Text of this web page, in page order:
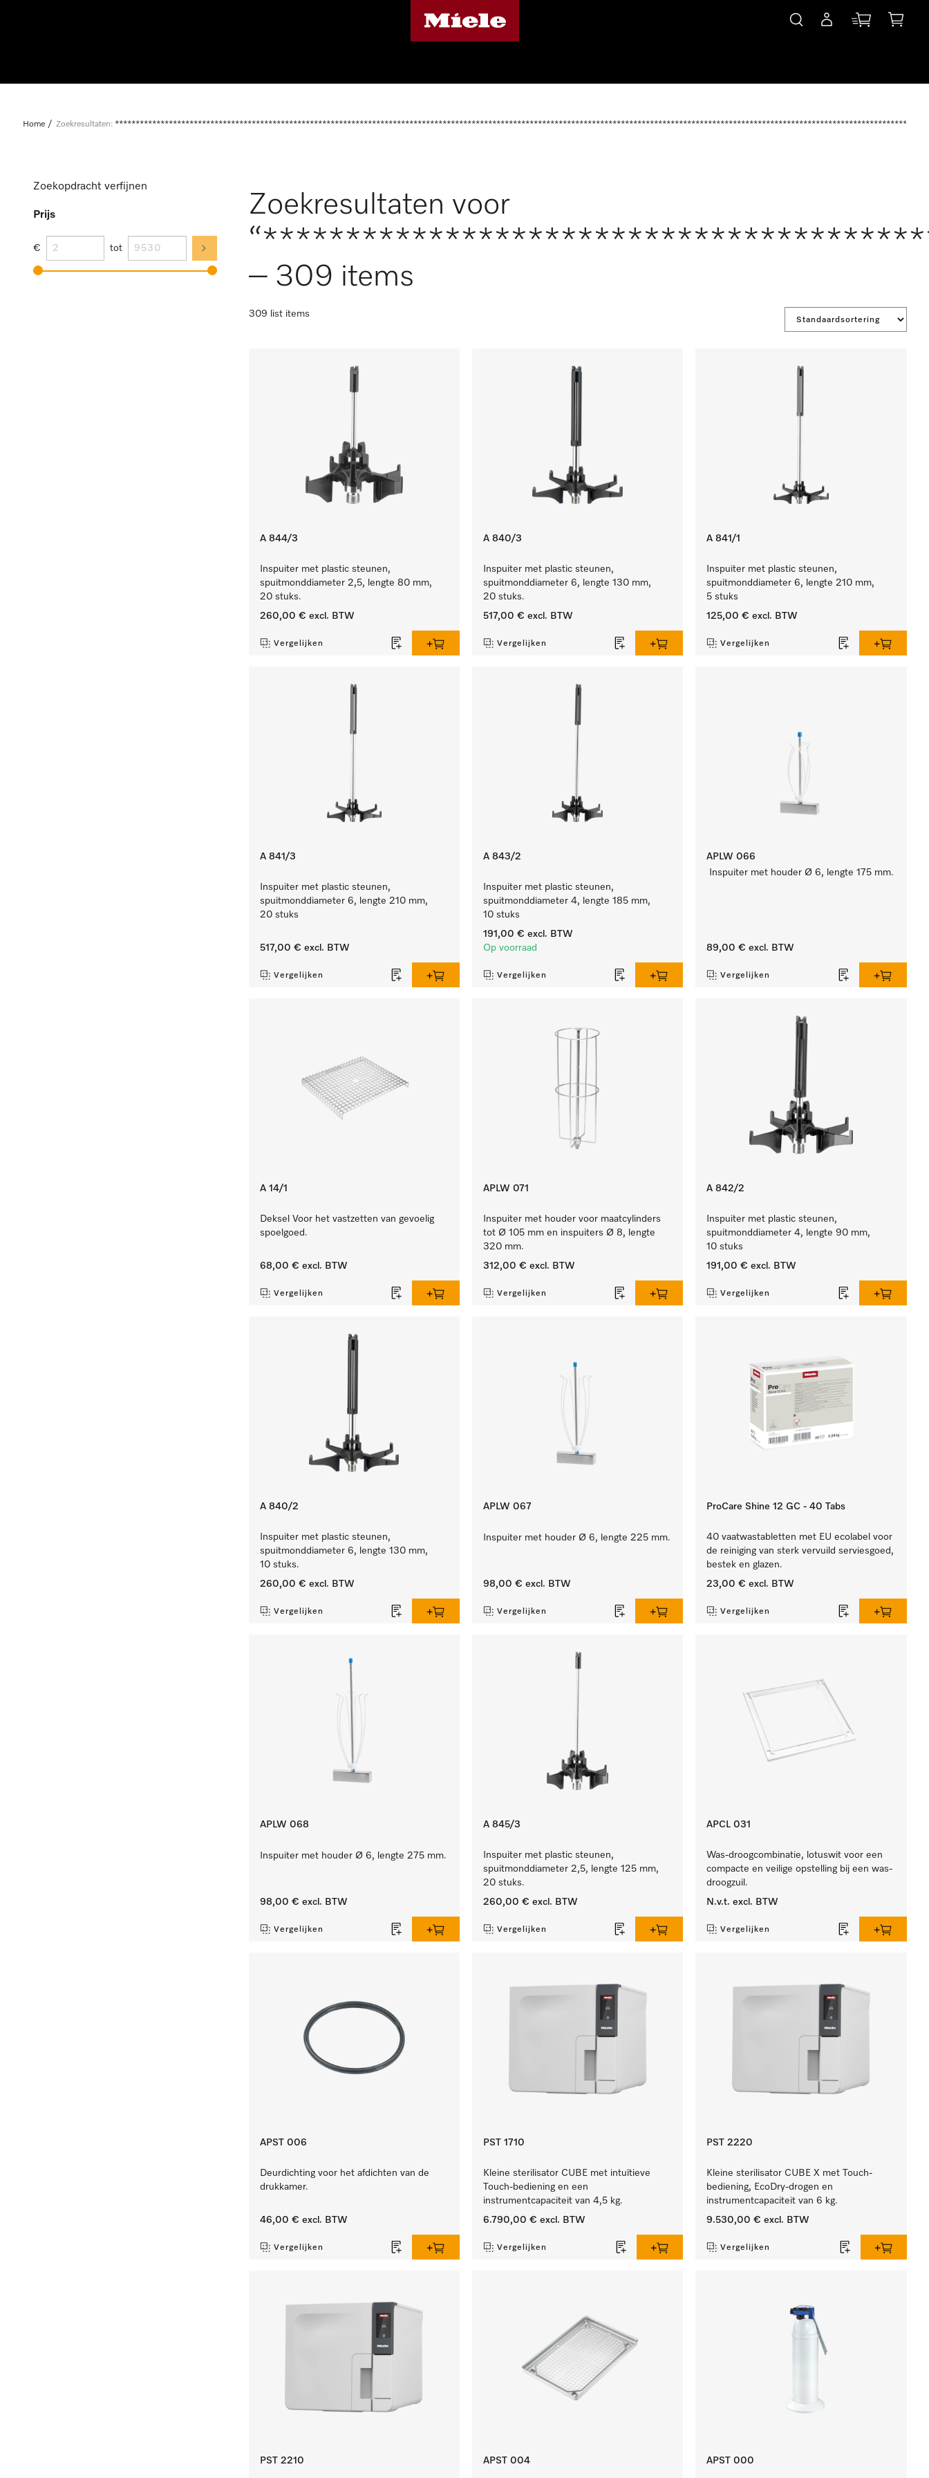
Home Zoekresultaten:
Zoekopdracht verfijnen
Prijs
€ tot
Zoekresultaten voor
– 309 items
309 list items
A 844/3
Inspuiter met plastic steunen,
spuitmonddiameter 2,5, lengte 80 mm,
20 stuks.
260,00 € excl. BTW
Vergelijken
A 840/3
Inspuiter met plastic steunen,
spuitmonddiameter 6, lengte 130 mm,
20 stuks.
517,00 € excl. BTW
Vergelijken
A 841/1
Inspuiter met plastic steunen,
spuitmonddiameter 6, lengte 210 mm,
5 stuks
125,00 € excl. BTW
Vergelijken
A 841/3
Inspuiter met plastic steunen,
spuitmonddiameter 6, lengte 210 mm,
20 stuks
517,00 € excl. BTW
Vergelijken
A 843/2
Inspuiter met plastic steunen,
spuitmonddiameter 4, lengte 185 mm,
10 stuks
191,00 € excl. BTW
Op voorraad
Vergelijken
APLW 066
Inspuiter met houder Ø 6, lengte 175 mm.
89,00 € excl. BTW
Vergelijken
A 14/1
Deksel Voor het vastzetten van gevoelig
spoelgoed.
68,00 € excl. BTW
Vergelijken
APLW 071
Inspuiter met houder voor maatcylinders
tot Ø 105 mm en inspuiters Ø 8, lengte
320 mm.
312,00 € excl. BTW
Vergelijken
A 842/2
Inspuiter met plastic steunen,
spuitmonddiameter 4, lengte 90 mm,
10 stuks
191,00 € excl. BTW
Vergelijken
A 840/2
Inspuiter met plastic steunen,
spuitmonddiameter 6, lengte 130 mm,
10 stuks.
260,00 € excl. BTW
Vergelijken
APLW 067
Inspuiter met houder Ø 6, lengte 225 mm.
98,00 € excl. BTW
Vergelijken
ProCare Shine 12 GC - 40 Tabs
40 vaatwastabletten met EU ecolabel voor
de reiniging van sterk vervuild serviesgoed,
bestek en glazen.
23,00 € excl. BTW
Vergelijken
APLW 068
Inspuiter met houder Ø 6, lengte 275 mm.
98,00 € excl. BTW
Vergelijken
A 845/3
Inspuiter met plastic steunen,
spuitmonddiameter 2,5, lengte 125 mm,
20 stuks.
260,00 € excl. BTW
Vergelijken
APCL 031
Was-droogcombinatie, lotuswit voor een
compacte en veilige opstelling bij een was-
droogzuil.
N.v.t. excl. BTW
Vergelijken
APST 006
Deurdichting voor het afdichten van de
drukkamer.
46,00 € excl. BTW
Vergelijken
PST 1710
Kleine sterilisator CUBE met intuïtieve
Touch-bediening en een
instrumentcapaciteit van 4,5 kg.
6.790,00 € excl. BTW
Vergelijken
PST 2220
Kleine sterilisator CUBE X met Touch-
bediening, EcoDry-drogen en
instrumentcapaciteit van 6 kg.
9.530,00 € excl. BTW
Vergelijken
PST 2210 APST 004 APST 000